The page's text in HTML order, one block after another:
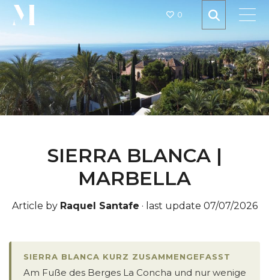
0
SIERRA BLANCA |
MARBELLA
Article by Raquel Santafe · last update 07/07/2026
SIERRA BLANCA KURZ ZUSAMMENGEFASST
Am Fuße des Berges La Concha und nur wenige